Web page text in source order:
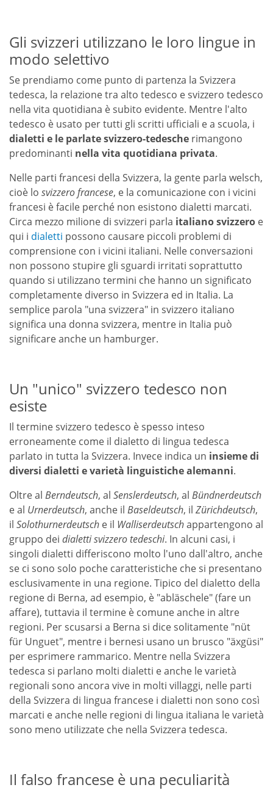
Gli svizzeri utilizzano le loro lingue in
modo selettivo
Se prendiamo come punto di partenza la Svizzera
tedesca, la relazione tra alto tedesco e svizzero tedesco
nella vita quotidiana è subito evidente. Mentre l'alto
tedesco è usato per tutti gli scritti ufficiali e a scuola, i
dialetti e le parlate svizzero-tedesche rimangono
predominanti nella vita quotidiana privata.
Nelle parti francesi della Svizzera, la gente parla welsch,
cioè lo svizzero francese, e la comunicazione con i vicini
francesi è facile perché non esistono dialetti marcati.
Circa mezzo milione di svizzeri parla italiano svizzero e
qui i dialetti possono causare piccoli problemi di
comprensione con i vicini italiani. Nelle conversazioni
non possono stupire gli sguardi irritati soprattutto
quando si utilizzano termini che hanno un significato
completamente diverso in Svizzera ed in Italia. La
semplice parola "una svizzera" in svizzero italiano
significa una donna svizzera, mentre in Italia può
significare anche un hamburger.
Un "unico" svizzero tedesco non
esiste
Il termine svizzero tedesco è spesso inteso
erroneamente come il dialetto di lingua tedesca
parlato in tutta la Svizzera. Invece indica un insieme di
diversi dialetti e varietà linguistiche alemanni.
Oltre al Berndeutsch, al Senslerdeutsch, al Bündnerdeutsch
e al Urnerdeutsch, anche il Baseldeutsch, il Zürichdeutsch,
il Solothurnerdeutsch e il Walliserdeutschappartengono al
gruppo dei dialetti svizzero tedeschi. In alcuni casi, i
singoli dialetti differiscono molto l'uno dall'altro, anche
se ci sono solo poche caratteristiche che si presentano
esclusivamente in una regione. Tipico del dialetto della
regione di Berna, ad esempio, è "abläschele" (fare un
affare), tuttavia il termine è comune anche in altre
regioni. Per scusarsi a Berna si dice solitamente "nüt
für Unguet", mentre i bernesi usano un brusco "äxgüsi"
per esprimere rammarico. Mentre nella Svizzera
tedesca si parlano molti dialetti e anche le varietà
regionali sono ancora vive in molti villaggi, nelle parti
della Svizzera di lingua francese i dialetti non sono così
marcati e anche nelle regioni di lingua italiana le varietà
sono meno utilizzate che nella Svizzera tedesca.
Il falso francese è una peculiarità